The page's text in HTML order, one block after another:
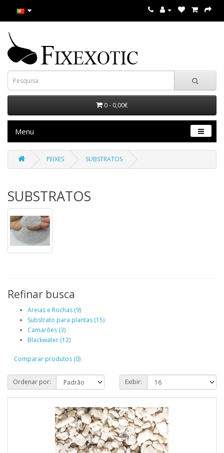
0 - 0,00€
Menu
PEIXES SUBSTRATOS
SUBSTRATOS
Refinar busca
Areias e Rochas (9)
Substrato para plantas (15)
Camarões (3)
Blackwater (12)
Comparar produtos (0)
Ordenar por: Exibir: